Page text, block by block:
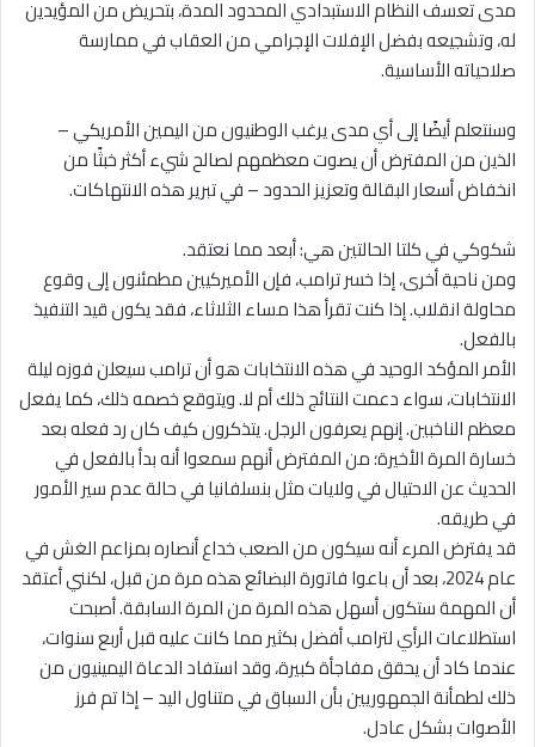
مدى تعسف النظام الاستبدادي المحدود المدة، بتحريض من المؤيدين
له، وتشجيعه بفضل الإفلات الإجرامي من العقاب في ممارسة
صلاحياته الأساسية.
وسنتعلم أيضًا إلى أي مدى يرغب الوطنيون من اليمين الأمريكي –
الذين من المفترض أن يصوت معظمهم لصالح شيء أكثر خبثًا من
انخفاض أسعار البقالة وتعزيز الحدود – في تبرير هذه الانتهاكات.
شكوكي في كلتا الحالتين هي: أبعد مما نعتقد.
ومن ناحية أخرى، إذا خسر ترامب، فإن الأميركيين مطمئنون إلى وقوع
محاولة انقلاب. إذا كنت تقرأ هذا مساء الثلاثاء، فقد يكون قيد التنفيذ
بالفعل.
الأمر المؤكد الوحيد في هذه الانتخابات هو أن ترامب سيعلن فوزه ليلة
الانتخابات، سواء دعمت النتائج ذلك أم لا. ويتوقع خصمه ذلك، كما يفعل
معظم الناخبين. إنهم يعرفون الرجل. يتذكرون كيف كان رد فعله بعد
خسارة المرة الأخيرة؛ من المفترض أنهم سمعوا أنه بدأ بالفعل في
الحديث عن الاحتيال في ولايات مثل بنسلفانيا في حالة عدم سير الأمور
في طريقه.
قد يفترض المرء أنه سيكون من الصعب خداع أنصاره بمزاعم الغش في
عام 2024، بعد أن باعوا فاتورة البضائع هذه مرة من قبل، لكنني أعتقد
أن المهمة ستكون أسهل هذه المرة من المرة السابقة. أصبحت
استطلاعات الرأي لترامب أفضل بكثير مما كانت عليه قبل أربع سنوات،
عندما كاد أن يحقق مفاجأة كبيرة، وقد استفاد الدعاة اليمينيون من
ذلك لطمأنة الجمهوريين بأن السباق في متناول اليد – إذا تم فرز
الأصوات بشكل عادل.